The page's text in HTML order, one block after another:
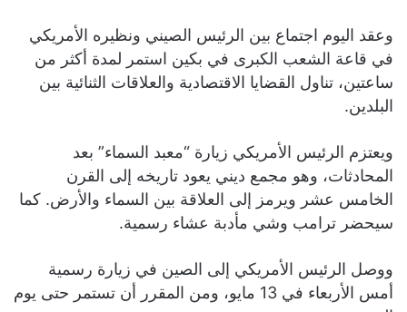
وعقد اليوم اجتماع بين الرئيس الصيني ونظيره الأمريكي
في قاعة الشعب الكبرى في بكين استمر لمدة أكثر من
ساعتين، تناول القضايا الاقتصادية والعلاقات الثنائية بين
البلدين.
ويعتزم الرئيس الأمريكي زيارة “معبد السماء” بعد
المحادثات، وهو مجمع ديني يعود تاريخه إلى القرن
الخامس عشر ويرمز إلى العلاقة بين السماء والأرض. كما
سيحضر ترامب وشي مأدبة عشاء رسمية.
ووصل الرئيس الأمريكي إلى الصين في زيارة رسمية
أمس الأربعاء في 13 مايو، ومن المقرر أن تستمر حتى يوم